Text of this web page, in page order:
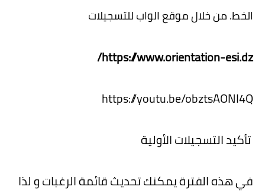
الخط. من خلال موقع الواب للتسجيلات
https://www.orientation-esi.dz/
https://youtu.be/obztsAONI4Q
تأكيد التسجيلات الأولية
في هذه الفترة يمكنك تحديث قائمة الرغبات و لذا